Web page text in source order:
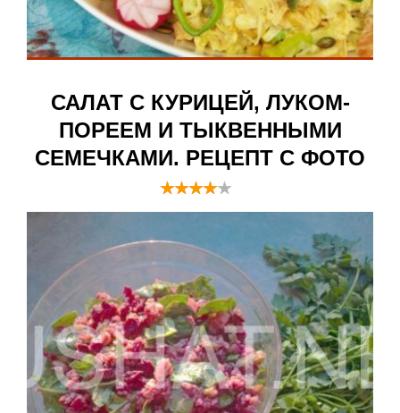
САЛАТ С КУРИЦЕЙ, ЛУКОМ-
ПОРЕЕМ И ТЫКВЕННЫМИ
СЕМЕЧКАМИ. РЕЦЕПТ С ФОТО